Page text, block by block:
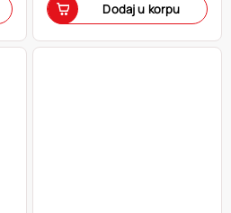
Dodaj u korpu